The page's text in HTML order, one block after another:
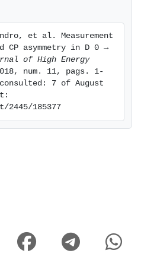
et al. Measurement
asymmetry in D 0 →
of High Energy
num. 11, pags. 1-
7 of August
185377